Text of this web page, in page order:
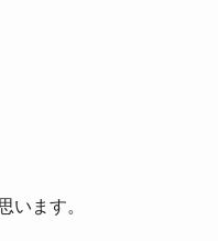
います。